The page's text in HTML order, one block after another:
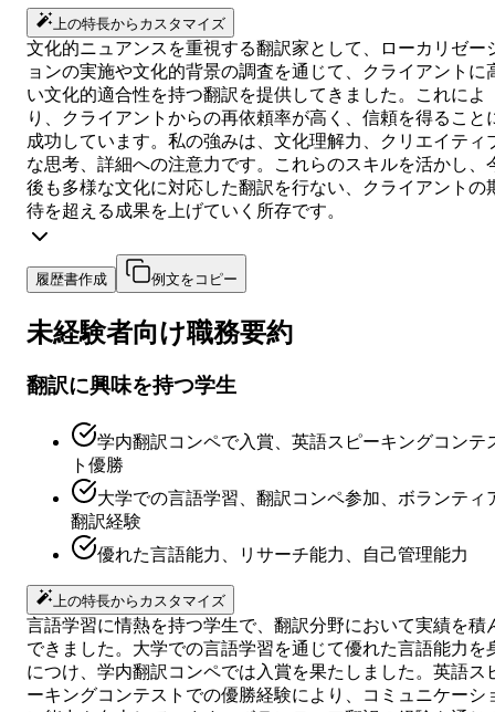
上の特長からカスタマイズ
文化的ニュアンスを重視する翻訳家として、ローカリゼー
ョンの実施や文化的背景の調査を通じて、クライアントに
い文化的適合性を持つ翻訳を提供してきました。これによ
り、クライアントからの再依頼率が高く、信頼を得ること
成功しています。私の強みは、文化理解力、クリエイティ
な思考、詳細への注意力です。これらのスキルを活かし、
後も多様な文化に対応した翻訳を行ない、クライアントの
待を超える成果を上げていく所存です。
履歴書作成 例文をコピー
未経験者向け職務要約
翻訳に興味を持つ学生
学内翻訳コンペで入賞、英語スピーキングコンテ
ト優勝
大学での言語学習、翻訳コンペ参加、ボランティ
翻訳経験
優れた言語能力、リサーチ能力、自己管理能力
上の特長からカスタマイズ
言語学習に情熱を持つ学生で、翻訳分野において実績を積
できました。大学での言語学習を通じて優れた言語能力を
につけ、学内翻訳コンペでは入賞を果たしました。英語ス
ーキングコンテストでの優勝経験により、コミュニケーシ